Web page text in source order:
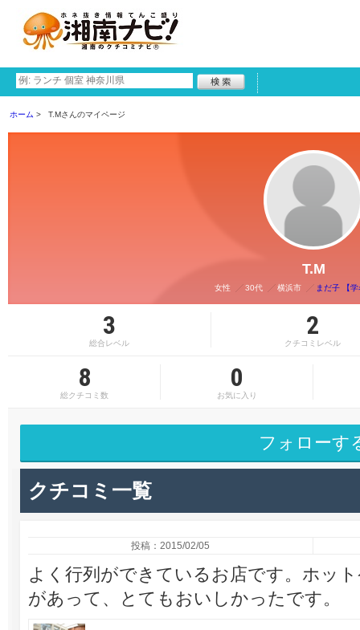
ホーム T.Mさんのマイページ
T.M
女性 30代 横浜市 まだ子 【
3
総合レベル
2
クチコミレベル
8
総クチコミ数
0
お気に入り
フォローす
クチコミ一覧
投稿：2015/02/05
よく行列ができているお店です。ホッ
があって、とてもおいしかったです。